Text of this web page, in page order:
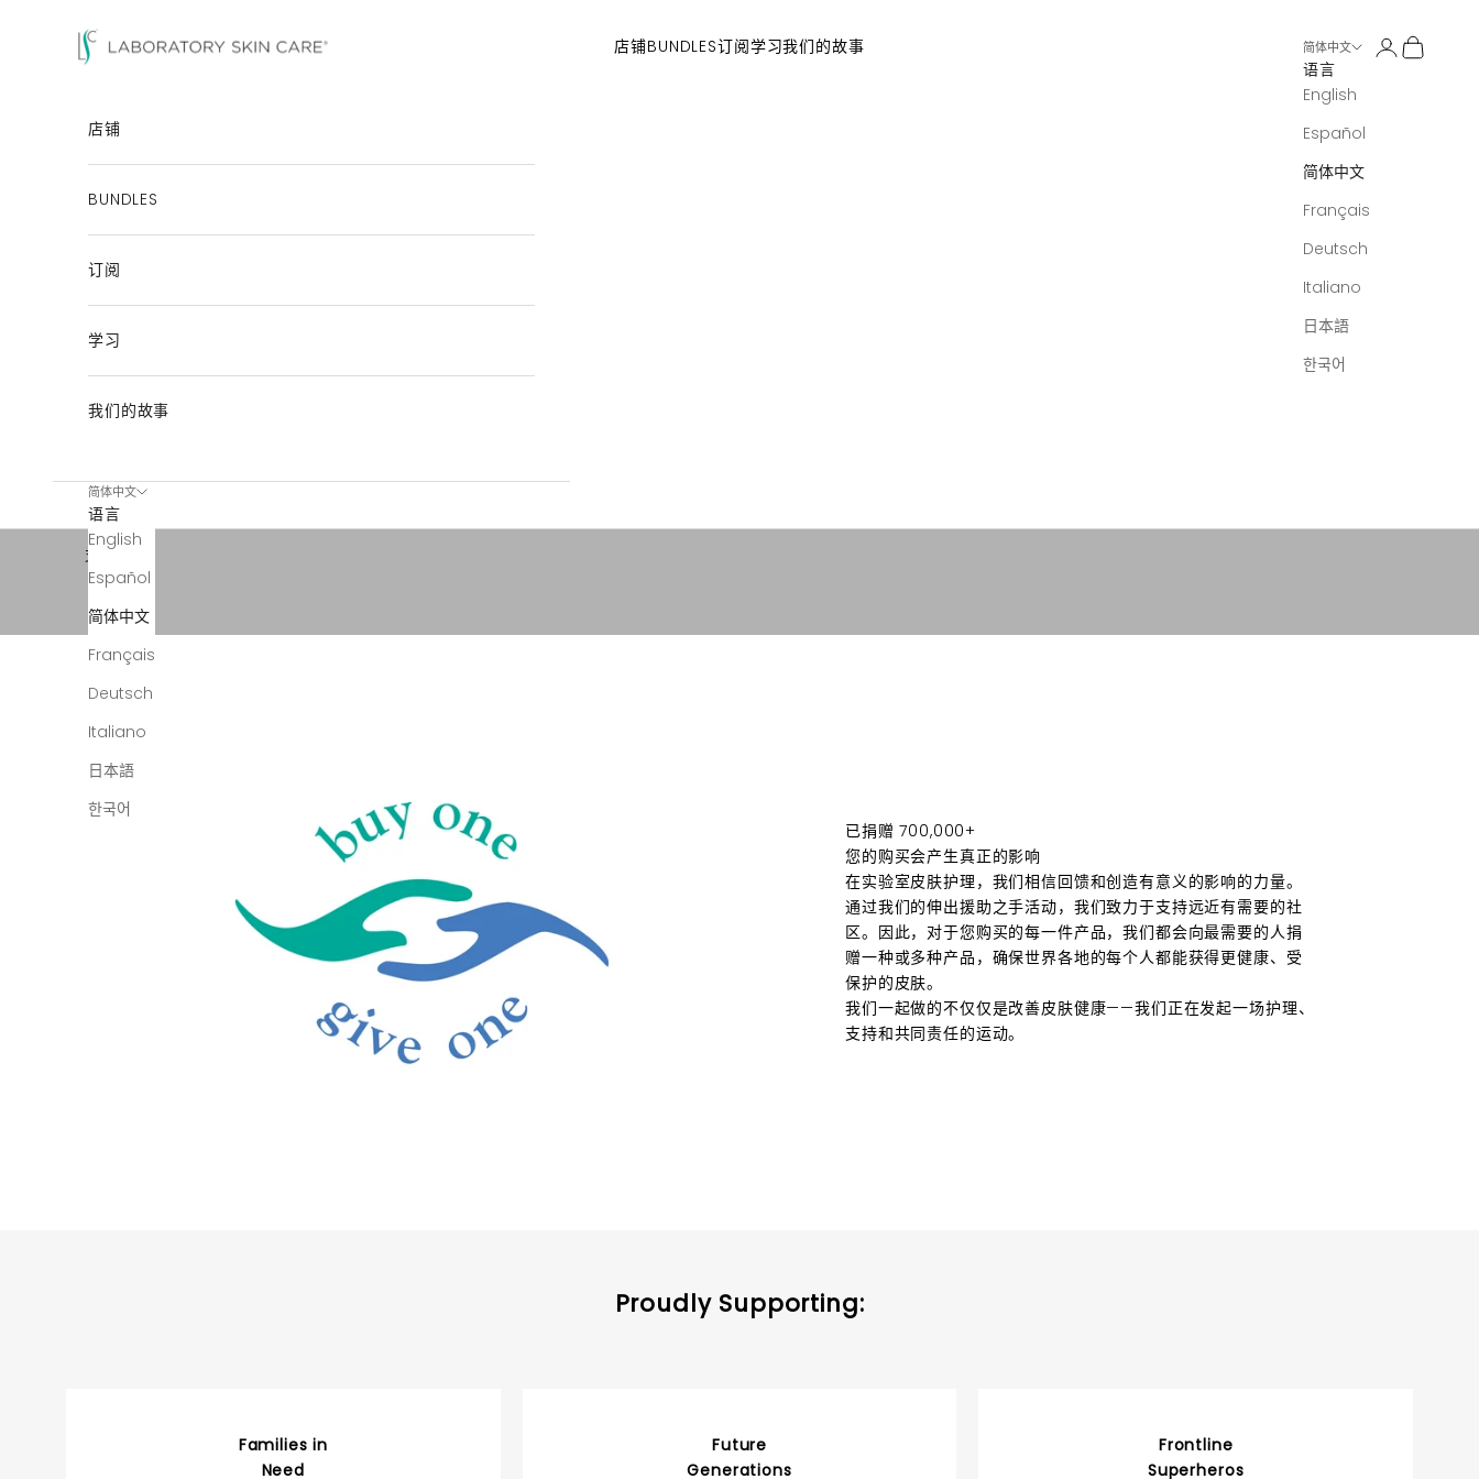
Laboratory Skin Care
店铺BUNDLES订阅学习我们的故事 简体中文
语言
English
Español
简体中文
Français
Deutsch
Italiano
日本語
한국어
打开账户页面
打开购物
店铺
BUNDLES
订阅
学习
我们的故事
简体中文
语言
English
Español
简体中文
Français
Deutsch
Italiano
日本語
한국어
一次提供一种产品提供帮助
对于您购买的每一件产品，我们都会捐赠一件或多件。
支持使命
已捐赠 700,000+
您的购买会产生真正的影响
在实验室皮肤护理，我们相信回馈和创造有意义的影响的力量。
通过我们的伸出援助之手活动，我们致力于支持远近有需要的社
区。因此，对于您购买的每一件产品，我们都会向最需要的人捐
赠一种或多种产品，确保世界各地的每个人都能获得更健康、受
保护的皮肤。
我们一起做的不仅仅是改善皮肤健康——我们正在发起一场护理、
支持和共同责任的运动。
Proudly Supporting:
Families in
Need
Future
Generations
Frontline
Superheros